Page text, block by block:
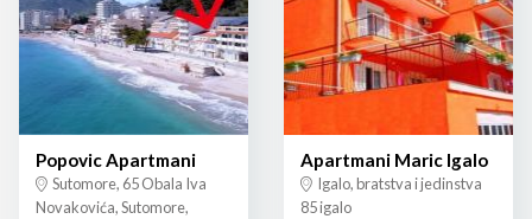
Popovic Apartmani
Sutomore, 65 Obala Iva
Novakovića, Sutomore,
Apartmani Maric Igalo
Igalo, bratstva i jedinstva
85 igalo